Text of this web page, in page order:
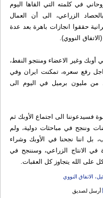
في كلمته التي القاها اليوم
الزراعي، الى أن العمال
حققوا انجازات باهرة بعد عدة
النووي).
أوبك وغير الاعضاء ومنتجو النفط،
رفع سعره، تمكنت ايران وفي
من مليون برميل في اليوم الى
فسيدعوننا الى اجتماع الأوبك ثم
وننجح في مباحثات دولية، ولم
اننا نجحنا في الأوبك وشراء
في الانتاج الزراعي، وسننجح في
على الله يتجاوز كل العقبات.
الاتفاق النووي
أرسل لصديق